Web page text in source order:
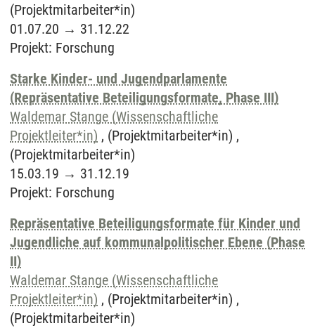
(Projektmitarbeiter*in)
01.07.20 → 31.12.22
Projekt: Forschung
Starke Kinder- und Jugendparlamente
(Repräsentative Beteiligungsformate, Phase III)
Waldemar Stange (Wissenschaftliche
Projektleiter*in) , (Projektmitarbeiter*in) ,
(Projektmitarbeiter*in)
15.03.19 → 31.12.19
Projekt: Forschung
Repräsentative Beteiligungsformate für Kinder und
Jugendliche auf kommunalpolitischer Ebene (Phase
II)
Waldemar Stange (Wissenschaftliche
Projektleiter*in) , (Projektmitarbeiter*in) ,
(Projektmitarbeiter*in)